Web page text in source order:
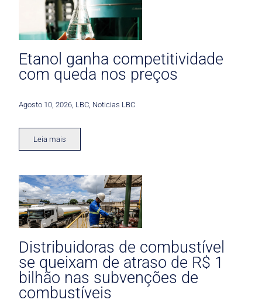
Etanol ganha competitividade
com queda nos preços
Agosto 10, 2026 LBC Noticias LBC
Leia mais
Distribuidoras de combustível
se queixam de atraso de R$ 1
bilhão nas subvenções de
combustíveis